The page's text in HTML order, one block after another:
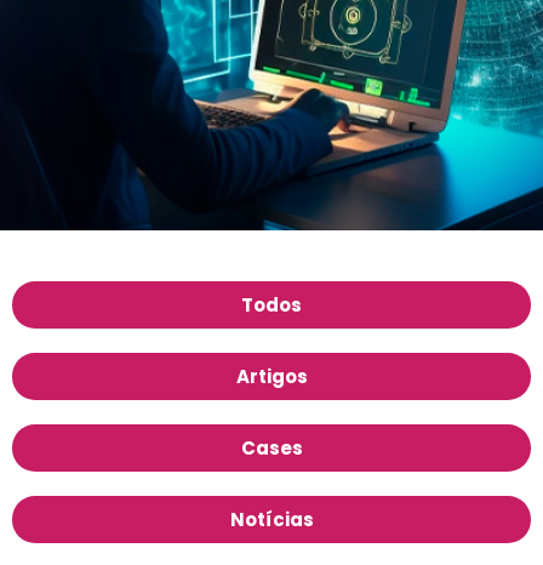
Todos
Artigos
Cases
Notícias